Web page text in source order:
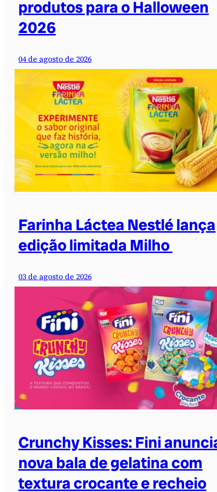
produtos para o Halloween
2026
04 de agosto de 2026
Farinha Láctea Nestlé lança
edição limitada Milho
03 de agosto de 2026
Crunchy Kisses: Fini
nova bala de gelatina com
textura crocante e recheio